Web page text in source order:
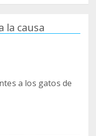
la causa
a los gatos de